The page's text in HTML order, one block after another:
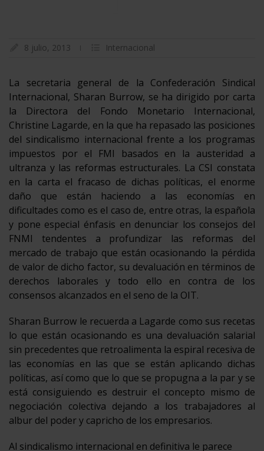
8 julio, 2013 Internacional
La secretaria general de la Confederación Sindical
Internacional, Sharan Burrow, se ha dirigido por carta
la Directora del Fondo Monetario Internacional,
Christine Lagarde, en la que ha repasado las posiciones
del sindicalismo internacional frente a los programas
impuestos por el FMI basados en la austeridad a
ultranza y las reformas estructurales. La CSI constata
en la carta el fracaso de dichas políticas, el enorme
daño que están haciendo a las economías en
dificultades como es el caso de, entre otras, la española
y pone especial énfasis en denunciar los consejos del
FNMI tendentes a profundizar las reformas del
mercado de trabajo que están ocasionando la pérdida
de valor de dicho factor, su devaluación en términos de
derechos laborales y todo ello en contra de los
consensos alcanzados en el seno de la OIT.
Sharan Burrow le recuerda a Lagarde como sus recetas
lo que están ocasionando es una devaluación salarial
sin precedentes que retroalimenta la espiral recesiva de
las economías en las que se están aplicando dichas
políticas, así como que lo que se propugna a la par y se
está consiguiendo es destruir el concepto mismo de
negociación colectiva dejando a los trabajadores al
albur del poder y capricho de los empresarios.
Al sindicalismo internacional en definitiva le parece